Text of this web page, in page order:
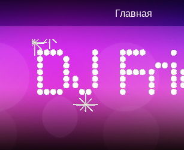
Главная